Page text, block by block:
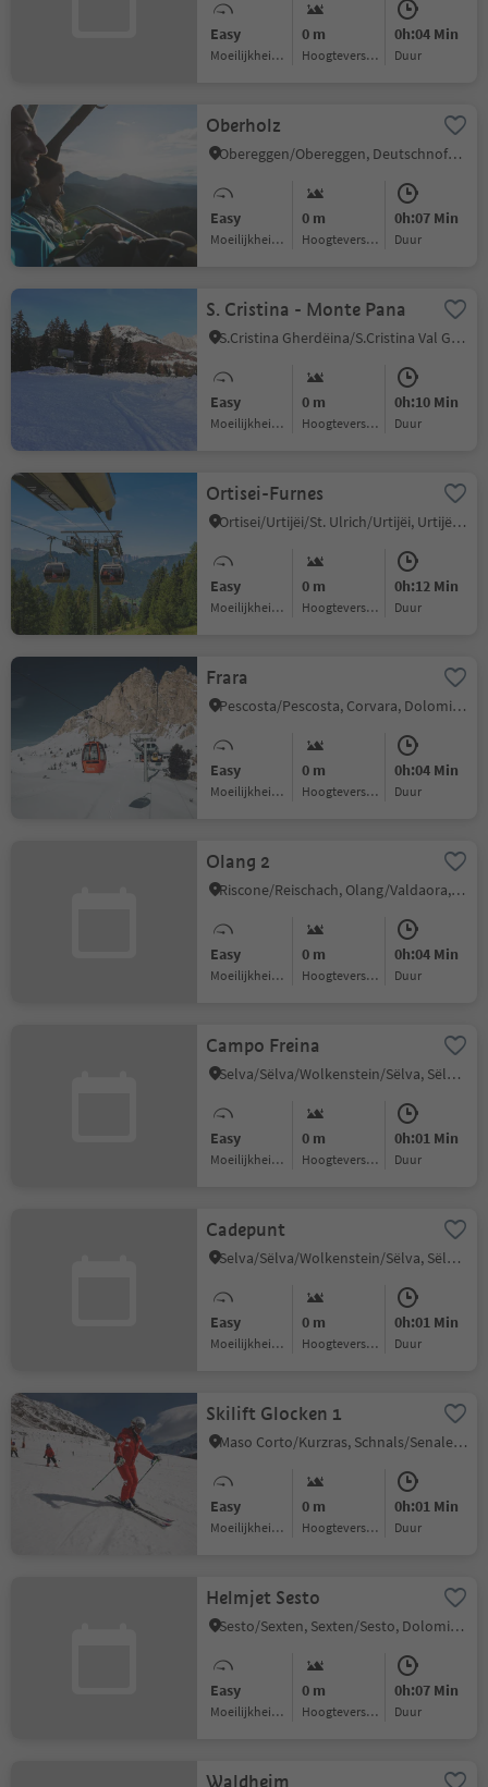
Easy
Moeilijkheidsgraad
0 m
Hoogteverschil
0h:04 Min
Duur
Oberholz
Obereggen/Obereggen, Deutschnofen/Nova Ponente, Dolomites Region Eggental
Easy
Moeilijkheidsgraad
0 m
Hoogteverschil
0h:07 Min
Duur
S. Cristina - Monte Pana
S.Cristina Gherdëina/S.Cristina Val Gardena/S.Cristina Gherdëina/St.Christina in Gröden, S.Crestina Gherdëina/Santa Cristina Val Gardana, Dolomites Region Val Gardena
Easy
Moeilijkheidsgraad
0 m
Hoogteverschil
0h:10 Min
Duur
Ortisei-Furnes
Ortisei/Urtijëi/St. Ulrich/Urtijëi, Urtijëi/Ortisei, Dolomites Region Val Gardena
Easy
Moeilijkheidsgraad
0 m
Hoogteverschil
0h:12 Min
Duur
Frara
Pescosta/Pescosta, Corvara, Dolomites Region Alta Badia
Easy
Moeilijkheidsgraad
0 m
Hoogteverschil
0h:04 Min
Duur
Olang 2
Riscone/Reischach, Olang/Valdaora, Dolomites Region Kronplatz/Plan de Corones
Easy
Moeilijkheidsgraad
0 m
Hoogteverschil
0h:04 Min
Duur
Campo Freina
Selva/Sëlva/Wolkenstein/Sëlva, Sëlva/Selva di Val Gardena, Dolomites Region Val Gardena
Easy
Moeilijkheidsgraad
0 m
Hoogteverschil
0h:01 Min
Duur
Cadepunt
Selva/Sëlva/Wolkenstein/Sëlva, Sëlva/Selva di Val Gardena, Dolomites Region Val Gardena
Easy
Moeilijkheidsgraad
0 m
Hoogteverschil
0h:01 Min
Duur
Skilift Glocken 1
Maso Corto/Kurzras, Schnals/Senales, Vinschgau/Val Venosta
Easy
Moeilijkheidsgraad
0 m
Hoogteverschil
0h:01 Min
Duur
Helmjet Sesto
Sesto/Sexten, Sexten/Sesto, Dolomites Region 3 Zinnen
Easy
Moeilijkheidsgraad
0 m
Hoogteverschil
0h:07 Min
Duur
Waldheim